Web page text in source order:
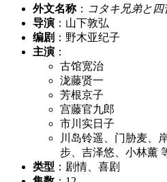
外文名称： コタキ兄弟と四
导演 ：山下敦弘
编剧 ：野木亚纪子
主演 ：
古馆宽治
泷藤贤一
芳根京子
宫藤官九郎
市川实日子
川岛铃遥、门胁麦、
步、吉泽悠、小林薰
类型 ：剧情、喜剧